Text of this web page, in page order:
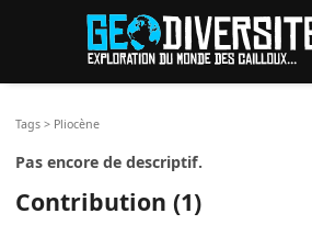
Tags > Pliocène
Pas encore de descriptif.
Contribution (1)